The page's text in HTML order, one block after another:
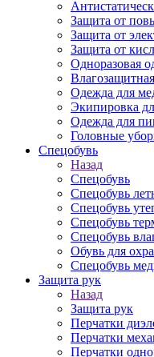
Защита от
Защита от
Защита от
Одноразовая
Одежда для
Экипировка
Одежда для
Головные
Спецобувь
Назад
Спецобувь
Спецобувь
Спецобувь
Спецобувь
Спецобувь
Обувь для
Спецобувь
Защита рук
Назад
Защита рук
Перчатки
Перчатки
Перчатки